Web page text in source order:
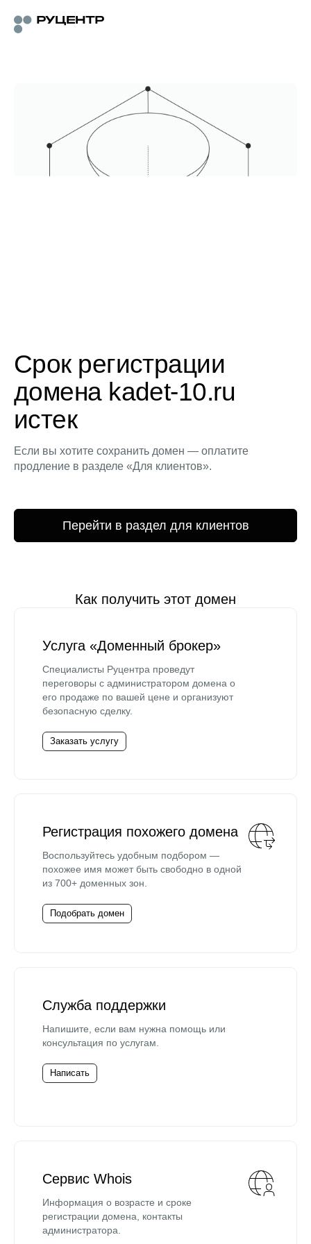
Срок регистрации
домена kadet-10.ru
истек
Если вы хотите сохранить домен — оплатите
продление в разделе «Для клиентов».
Перейти в раздел для клиентов
Как получить этот домен
Услуга «Доменный брокер»
Специалисты Руцентра проведут
переговоры с администратором домена о
его продаже по вашей цене и организуют
безопасную сделку.
Заказать услугу
Регистрация похожего домена
Воспользуйтесь удобным подбором —
похожее имя может быть свободно в одной
из 700+ доменных зон.
Подобрать домен
Служба поддержки
Напишите, если вам нужна помощь или
консультация по услугам.
Написать
Сервис Whois
Информация о возрасте и сроке
регистрации домена, контакты
администратора.